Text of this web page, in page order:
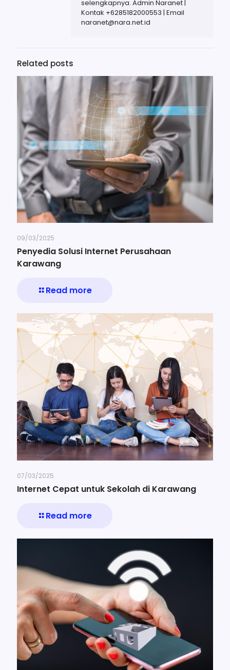
selengkapnya. Admin Naranet |
Kontak +6285182000553 | Email
naranet@nara.net.id
Related posts
09/03/2025
Penyedia Solusi Internet Perusahaan
Karawang
Read more
07/03/2025
Internet Cepat untuk Sekolah di Karawang
Read more